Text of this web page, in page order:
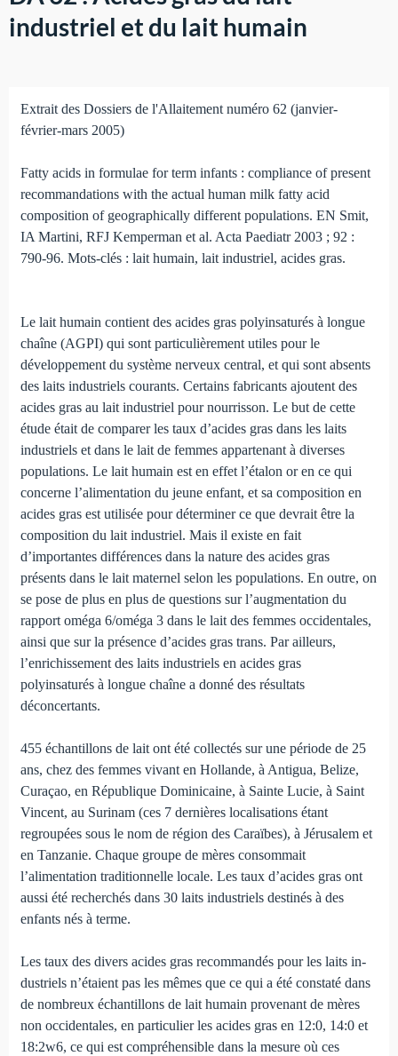
industriel et du lait humain
Extrait des Dossiers de l'Allaitement numéro 62 (janvier-
février-mars 2005)
Fatty acids in formulae for term infants : compliance of present
recommandations with the actual human milk fatty acid
composition of geographically different populations. EN Smit,
IA Martini, RFJ Kemperman et al. Acta Paediatr 2003 ; 92 :
790-96. Mots-clés : lait humain, lait industriel, acides gras.
Le lait humain contient des acides gras polyinsaturés à longue
chaîne (AGPI) qui sont particulièrement utiles pour le
développe­ment du système nerveux central, et qui sont absents
des laits in­dustriels courants. Certains fabricants ajoutent des
acides gras au lait industriel pour nourrisson. Le but de cette
étude était de compa­rer les taux d’acides gras dans les laits
industriels et dans le lait de femmes appartenant à diverses
populations. Le lait humain est en effet l’étalon or en ce qui
concerne l’alimentation du jeune enfant, et sa composition en
acides gras est utilisée pour déterminer ce que devrait être la
composition du lait industriel. Mais il existe en fait
d’importantes différences dans la nature des acides gras
présents dans le lait maternel selon les populations. En outre, on
se pose de plus en plus de questions sur l’augmentation du
rapport oméga 6/oméga 3 dans le lait des femmes occidentales,
ainsi que sur la présence d’acides gras trans. Par ailleurs,
l’enrichissement des laits industriels en acides gras
polyinsaturés à longue chaîne a donné des résultats
déconcertants.
455 échantillons de lait ont été collectés sur une période de 25
ans, chez des femmes vivant en Hollande, à Antigua, Belize,
Cura­çao, en République Dominicaine, à Sainte Lucie, à Saint
Vincent, au Surinam (ces 7 dernières localisations étant
regroupées sous le nom de région des Caraïbes), à Jérusalem et
en Tanzanie. Chaque groupe de mères consommait
l’alimentation traditionnelle locale. Les taux d’acides gras ont
aussi été recherchés dans 30 laits indus­triels destinés à des
enfants nés à terme.
Les taux des divers acides gras recommandés pour les laits in­
dustriels n’étaient pas les mêmes que ce qui a été constaté dans
de nombreux échantillons de lait humain provenant de mères
non occidentales, en particulier les acides gras en 12:0, 14:0 et
18:2w6, ce qui est compréhensible dans la mesure où ces